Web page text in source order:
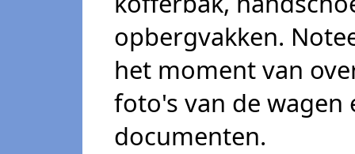
opbergvakken.
het moment van
foto's van de wagen
documenten.